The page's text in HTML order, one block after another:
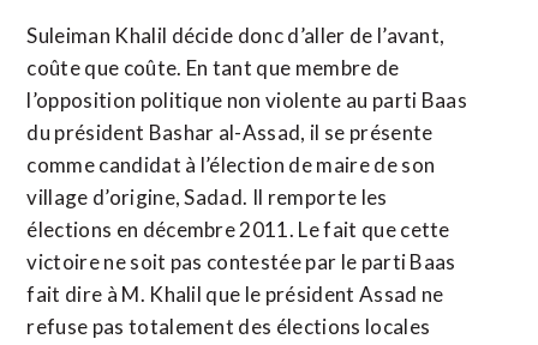
Suleiman Khalil décide donc d’aller de l’avant,
coûte que coûte. En tant que membre de
l’opposition politique non violente au parti Baas
du président Bashar al-Assad, il se présente
comme candidat à l’élection de maire de son
village d’origine, Sadad. Il remporte les
élections en décembre 2011. Le fait que cette
victoire ne soit pas contestée par le parti Baas
fait dire à M. Khalil que le président Assad ne
refuse pas totalement des élections locales